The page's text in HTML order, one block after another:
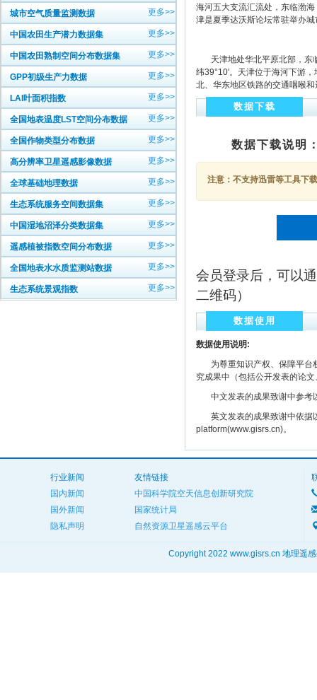
城市空气质量监测数据 更多>>
中国农田生产潜力数据集 更多>>
中国农田熟制空间分布数据集 更多>>
GPP初级生产力数据 更多>>
LAI叶面积指数 更多>>
全国地表温度LST空间分布数据 更多>>
全国作物类型分布数据 更多>>
高分辨率卫星遥感影像数据 更多>>
全球基础地理数据 更多>>
生态系统服务空间数据集 更多>>
中国湿地沼泽分类数据集 更多>>
遥感植被指数空间分布数据 更多>>
全国地表水水质监测站数据 更多>>
生态系统景观指数 更多>>
海河五大支流汇流处，东临渤
津是夏季达沃斯论坛常驻举办城
天津地处华北平原北部，东
纬39°10'。天津位于海河下游
北、华东地区铁路的交通咽喉
数据下载
数据下载说明
注意：不支持迅雷等工具下
会员登录后，可以
二维码）
数据使用
数据使用说明:
为尊重知识产权、保障平台
究成果中（包括公开发表的论
中文发表的成果致谢中参考
英文发表的成果致谢中依据
platform(www.gisrs.cn)。
行业新闻
国内新闻
国外新闻
隐私声明
友情链接
中国科学院空天信息创新研究院
国家统计局
自然资源卫星遥感云平台
Copyright 2022 www.gisrs.cn 地理遥